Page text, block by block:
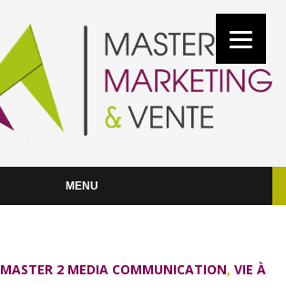
MENU
MASTER 2 MEDIA COMMUNICATION, VIE À